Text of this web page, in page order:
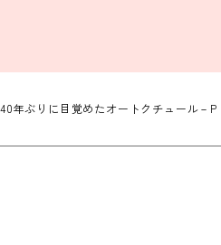
ぶりに目覚めたオートクチュール－P